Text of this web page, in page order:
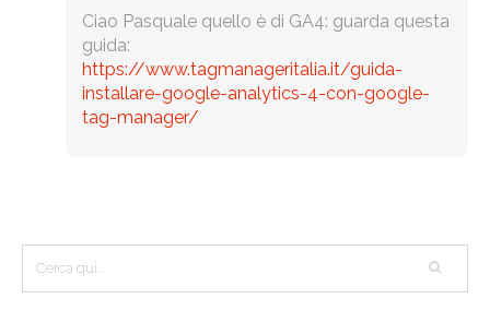
Ciao Pasquale quello è di GA4: guarda questa
guida:
https://www.tagmanageritalia.it/guida-
installare-google-analytics-4-con-google-
tag-manager/